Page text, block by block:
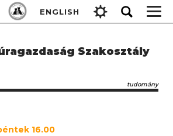
ENGLISH
Szakosztály
tudomány
16.00